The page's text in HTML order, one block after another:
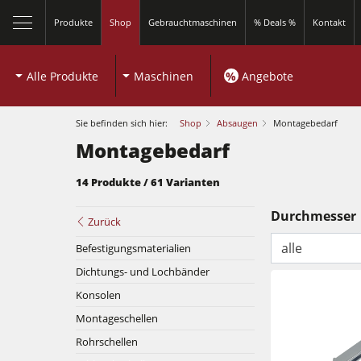
Produkte Shop Gebrauchtmaschinen % Deals % Kontakt
Alle Produkte Maschinen % Angebote
Sie befinden sich hier: Shop Absaugen Montagebedarf
Montagebedarf
14 Produkte / 61 Varianten
Zurück
Befestigungsmaterialien
Dichtungs- und Lochbänder
Konsolen
Montageschellen
Rohrschellen
Durchmesser
alle